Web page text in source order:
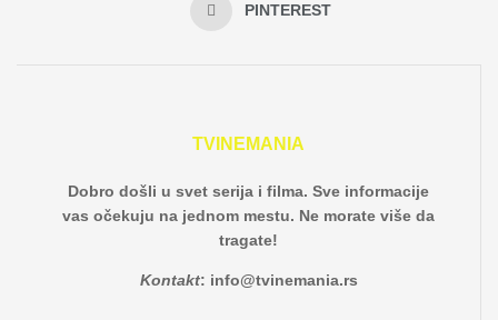
PINTEREST
TVINEMANIA
Dobro došli u svet serija i filma. Sve informacije
vas očekuju na jednom mestu. Ne morate više da
tragate!
Kontakt: info@tvinemania.rs